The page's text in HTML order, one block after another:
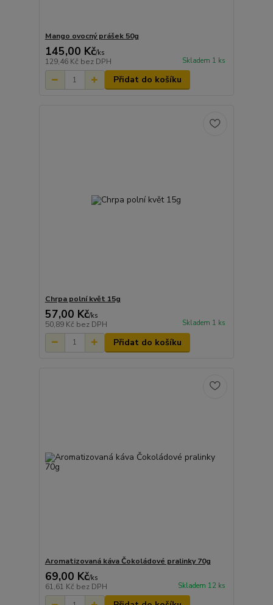
Mango ovocný prášek 50g
145,00 Kč/ks
129,46 Kč bez DPH Skladem 1 ks
Přidat do košíku
Chrpa polní květ 15g
57,00 Kč/ks
50,89 Kč bez DPH Skladem 1 ks
Přidat do košíku
Aromatizovaná káva Čokoládové pralinky 70g
69,00 Kč/ks
61,61 Kč bez DPH Skladem 12 ks